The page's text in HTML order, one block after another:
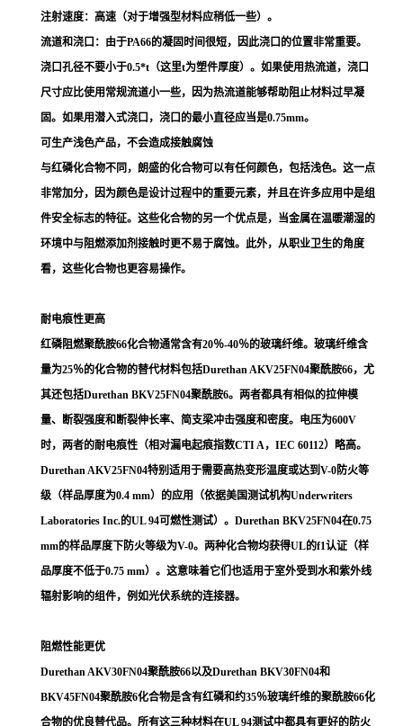
注射速度：高速（对于增强型材料应稍低一些）。
流道和浇口：由于PA66的凝固时间很短，因此浇口的位置非常重要。
浇口孔径不要小于0.5*t（这里t为塑件厚度）。如果使用热流道，浇口
尺寸应比使用常规流道小一些，因为热流道能够帮助阻止材料过早凝
固。如果用潜入式浇口，浇口的最小直径应当是0.75mm。
可生产浅色产品，不会造成接触腐蚀
与红磷化合物不同，朗盛的化合物可以有任何颜色，包括浅色。这一点
非常加分，因为颜色是设计过程中的重要元素，并且在许多应用中是组
件安全标志的特征。这些化合物的另一个优点是，当金属在温暖潮湿的
环境中与阻燃添加剂接触时更不易于腐蚀。此外，从职业卫生的角度
看，这些化合物也更容易操作。
耐电痕性更高
红磷阻燃聚酰胺66化合物通常含有20％-40％的玻璃纤维。玻璃纤维含
量为25％的化合物的替代材料包括Durethan AKV25FN04聚酰胺66，尤
其还包括Durethan BKV25FN04聚酰胺6。两者都具有相似的拉伸模
量、断裂强度和断裂伸长率、简支梁冲击强度和密度。电压为600V
时，两者的耐电痕性（相对漏电起痕指数CTI A，IEC 60112）略高。
Durethan AKV25FN04特别适用于需要高热变形温度或达到V-0防火等
级（样品厚度为0.4 mm）的应用（依据美国测试机构Underwriters
Laboratories Inc.的UL 94可燃性测试）。Durethan BKV25FN04在0.75
mm的样品厚度下防火等级为V-0。两种化合物均获得UL的f1认证（样
品厚度不低于0.75 mm）。这意味着它们也适用于室外受到水和紫外线
辐射影响的组件，例如光伏系统的连接器。
阻燃性能更优
Durethan AKV30FN04聚酰胺66以及Durethan BKV30FN04和
BKV45FN04聚酰胺6化合物是含有红磷和约35％玻璃纤维的聚酰胺66化
合物的优良替代品。所有这三种材料在UL 94测试中都具有更好的防火